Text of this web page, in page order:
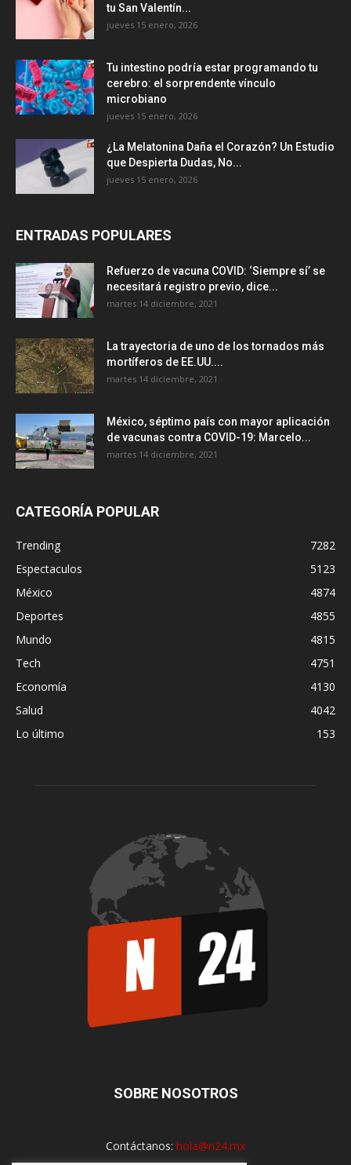
tu San Valentín...
jueves 15 enero, 2026
Tu intestino podría estar programando tu
cerebro: el sorprendente vínculo
microbiano
jueves 15 enero, 2026
¿La Melatonina Daña el Corazón? Un Estudio
que Despierta Dudas, No...
jueves 15 enero, 2026
ENTRADAS POPULARES
Refuerzo de vacuna COVID: ‘Siempre sí’ se
necesitará registro previo, dice...
martes 14 diciembre, 2021
La trayectoria de uno de los tornados más
mortíferos de EE.UU....
martes 14 diciembre, 2021
México, séptimo país con mayor aplicación
de vacunas contra COVID-19: Marcelo...
martes 14 diciembre, 2021
CATEGORÍA POPULAR
Trending
7282
Espectaculos
5123
México
4874
Deportes
4855
Mundo
4815
Tech
4751
Economía
4130
Salud
4042
Lo último
153
SOBRE NOSOTROS
Contáctanos: hola@n24.mx